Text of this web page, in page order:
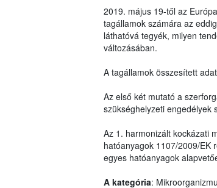
2019. május 19-től az
tagállamok számára az
láthatóvá tegyék, milyen
változásában.
A tagállamok összesített
Az első két mutató a
szükséghelyzeti engedélyek
Az 1. harmonizált kockázati
hatóanyagok 1107/2009/EK
egyes hatóanyagok
A kategória: